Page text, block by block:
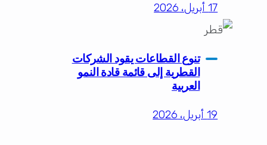
17 أبريل، 2026
تنوع القطاعات يقود الشركات
القطرية إلى قائمة قادة النمو
العربية
19 أبريل، 2026